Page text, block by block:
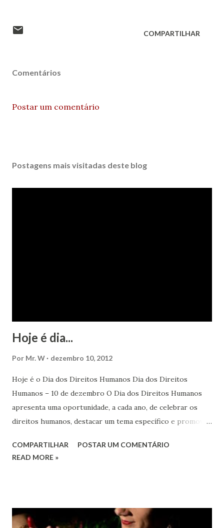
COMPARTILHAR
Comentários
Postar um comentário
Postagens mais visitadas deste blog
Hoje é dia...
Por Mr. W dezembro 10, 2012
Hoje é o Dia dos Direitos Humanos Dia dos Direitos
Humanos – 10 de dezembro O Dia dos Direitos Humanos
apresenta uma oportunidade, a cada ano, de celebrar os
direitos humanos, destacar um tema específico e promover
em todos os lugares. Este ano, o foco é sobre os direitos
Estes direitos humanos – os direitos à liberdade de opinião
COMPARTILHAR
POSTAR UM COMENTÁRIO
READ MORE »